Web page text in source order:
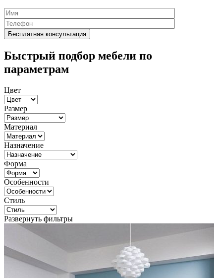
Быстрый подбор мебели по
параметрам
Цвет
Размер
Материал
Назначение
Форма
Особенности
Стиль
Развернуть фильтры